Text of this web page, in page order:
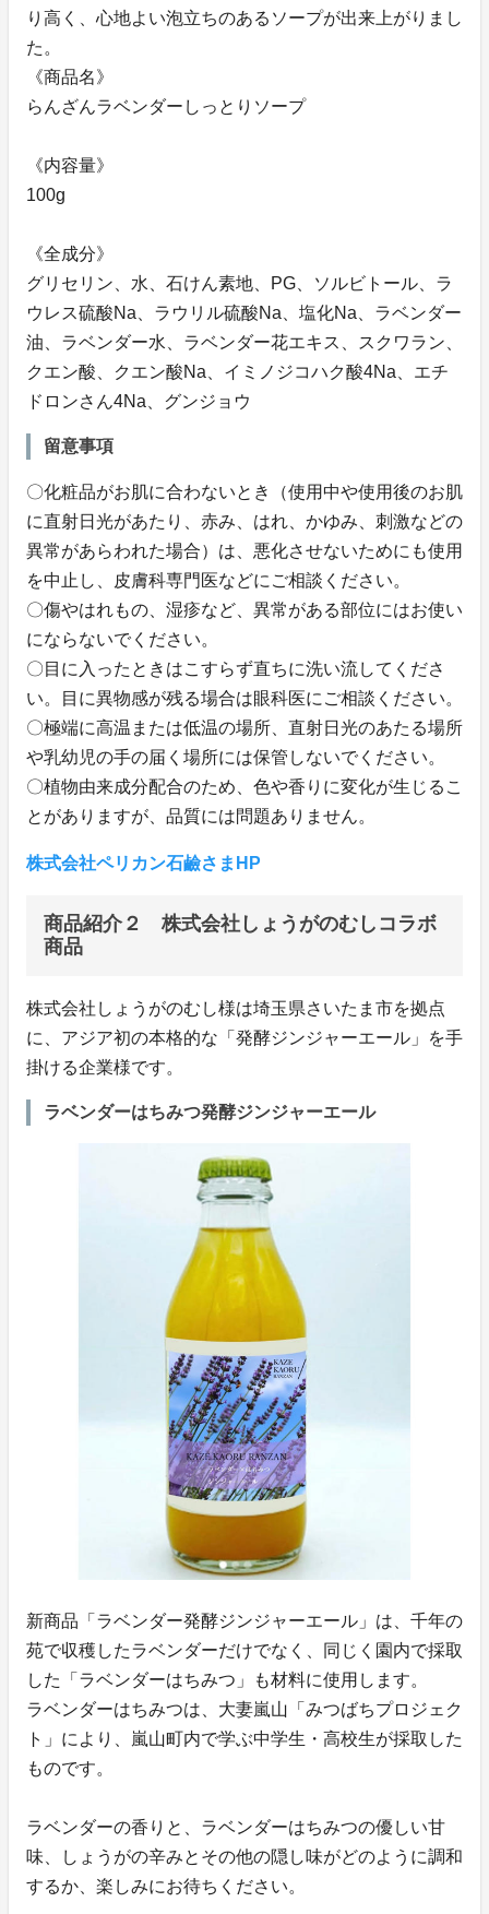
り高く、心地よい泡立ちのあるソープが出来上がりまし
た。
《商品名》
らんざんラベンダーしっとりソープ
《内容量》
100g
《全成分》
グリセリン、水、石けん素地、PG、ソルビトール、ラ
ウレス硫酸Na、ラウリル硫酸Na、塩化Na、ラベンダー
油、ラベンダー水、ラベンダー花エキス、スクワラン、
クエン酸、クエン酸Na、イミノジコハク酸4Na、エチ
ドロンさん4Na、グンジョウ
留意事項
〇化粧品がお肌に合わないとき（使用中や使用後のお肌
に直射日光があたり、赤み、はれ、かゆみ、刺激などの
異常があらわれた場合）は、悪化させないためにも使用
を中止し、皮膚科専門医などにご相談ください。
〇傷やはれもの、湿疹など、異常がある部位にはお使い
にならないでください。
〇目に入ったときはこすらず直ちに洗い流してくださ
い。目に異物感が残る場合は眼科医にご相談ください。
〇極端に高温または低温の場所、直射日光のあたる場所
や乳幼児の手の届く場所には保管しないでください。
〇植物由来成分配合のため、色や香りに変化が生じるこ
とがありますが、品質には問題ありません。
株式会社ペリカン石鹼さまHP
商品紹介２ 株式会社しょうがのむしコラボ
商品
株式会社しょうがのむし様は埼玉県さいたま市を拠点
に、アジア初の本格的な「発酵ジンジャーエール」を手
掛ける企業様です。
ラベンダーはちみつ発酵ジンジャーエール
新商品「ラベンダー発酵ジンジャーエール」は、千年の
苑で収穫したラベンダーだけでなく、同じく園内で採取
した「ラベンダーはちみつ」も材料に使用します。
ラベンダーはちみつは、大妻嵐山「みつばちプロジェク
ト」により、嵐山町内で学ぶ中学生・高校生が採取した
ものです。
ラベンダーの香りと、ラベンダーはちみつの優しい甘
味、しょうがの辛みとその他の隠し味がどのように調和
するか、楽しみにお待ちください。